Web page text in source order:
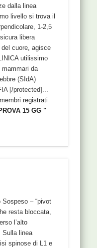
dalla linea
livello si trova il
1-2,5
libera
cuore, agisce
utilissimo
mammari da
(SIdA)
[/protected]...
registrati
15 GG "
– “pivot
resta bloccata,
l’alto
Sulla linea
spinose di L1 e